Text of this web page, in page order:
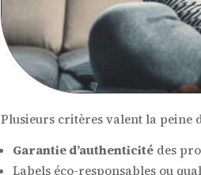
Plusieurs critères valent la peine
Garantie d’authenticité des
Labels éco-responsables ou